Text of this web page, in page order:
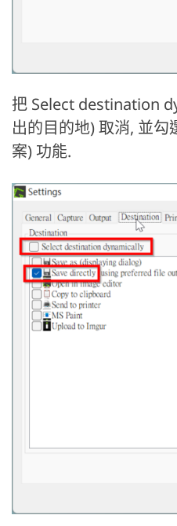
把 Select destination
出的目的地) 取消, 並
案) 功能.